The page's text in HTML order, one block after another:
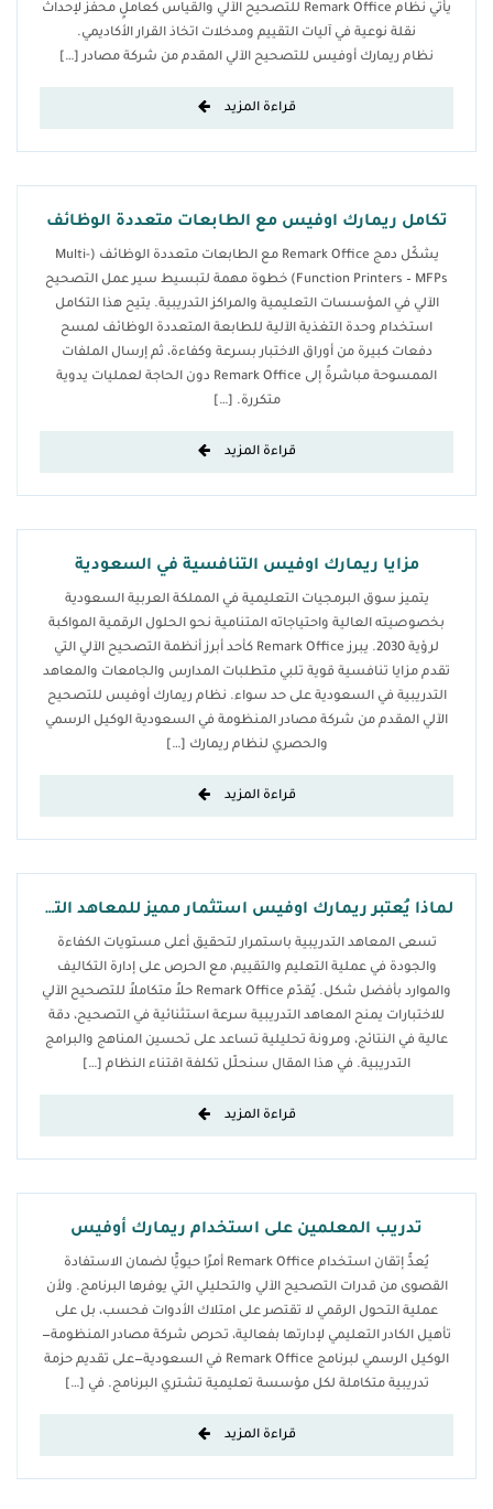
يأتي نظام Remark Office للتصحيح الآلي والقياس كعاملٍ محفّز لإحداث
نقلة نوعية في آليات التقييم ومدخلات اتخاذ القرار الأكاديمي.
نظام ريمارك أوفيس للتصحيح الآلي المقدم من شركة مصادر […]
قراءة المزيد
تكامل ريمارك اوفيس مع الطابعات متعددة الوظائف
يشكّل دمج Remark Office مع الطابعات متعددة الوظائف (Multi-
Function Printers – MFPs) خطوة مهمة لتبسيط سير عمل التصحيح
الآلي في المؤسسات التعليمية والمراكز التدريبية. يتيح هذا التكامل
استخدام وحدة التغذية الآلية للطابعة المتعددة الوظائف لمسح
دفعات كبيرة من أوراق الاختبار بسرعة وكفاءة، ثم إرسال الملفات
الممسوحة مباشرةً إلى Remark Office دون الحاجة لعمليات يدوية
متكررة. […]
قراءة المزيد
مزايا ريمارك اوفيس التنافسية في السعودية
يتميز سوق البرمجيات التعليمية في المملكة العربية السعودية
بخصوصيته العالية واحتياجاته المتنامية نحو الحلول الرقمية المواكبة
لرؤية 2030. يبرز Remark Office كأحد أبرز أنظمة التصحيح الآلي التي
تقدم مزايا تنافسية قوية تلبي متطلبات المدارس والجامعات والمعاهد
التدريبية في السعودية على حد سواء. نظام ريمارك أوفيس للتصحيح
الآلي المقدم من شركة مصادر المنظومة في السعودية الوكيل الرسمي
والحصري لنظام ريمارك […]
قراءة المزيد
لماذا يُعتبر ريمارك اوفيس استثمار مميز للمعاهد التدريبية
تسعى المعاهد التدريبية باستمرار لتحقيق أعلى مستويات الكفاءة
والجودة في عملية التعليم والتقييم، مع الحرص على إدارة التكاليف
والموارد بأفضل شكل. يُقدّم Remark Office حلاً متكاملاً للتصحيح الآلي
للاختبارات يمنح المعاهد التدريبية سرعة استثنائية في التصحيح، دقة
عالية في النتائج، ومرونة تحليلية تساعد على تحسين المناهج والبرامج
التدريبية. في هذا المقال سنحلّل تكلفة اقتناء النظام […]
قراءة المزيد
تدريب المعلمين على استخدام ريمارك أوفيس
يُعدُّ إتقان استخدام Remark Office أمرًا حيويًّا لضمان الاستفادة
القصوى من قدرات التصحيح الآلي والتحليلي التي يوفرها البرنامج. ولأن
عملية التحول الرقمي لا تقتصر على امتلاك الأدوات فحسب، بل على
تأهيل الكادر التعليمي لإدارتها بفعالية، تحرص شركة مصادر المنظومة—
الوكيل الرسمي لبرنامج Remark Office في السعودية—على تقديم حزمة
تدريبية متكاملة لكل مؤسسة تعليمية تشتري البرنامج. في […]
قراءة المزيد